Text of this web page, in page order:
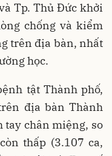
Tp. Thủ Đức khởi
chống và kiểm
trên địa bàn, nhất
học.
tật Thành phố,
địa bàn Thành
tay chân miệng, so
thấp (3.107 ca,